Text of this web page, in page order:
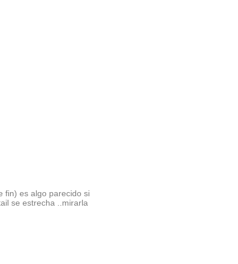
fin) es algo parecido si
se estrecha ..mirarla